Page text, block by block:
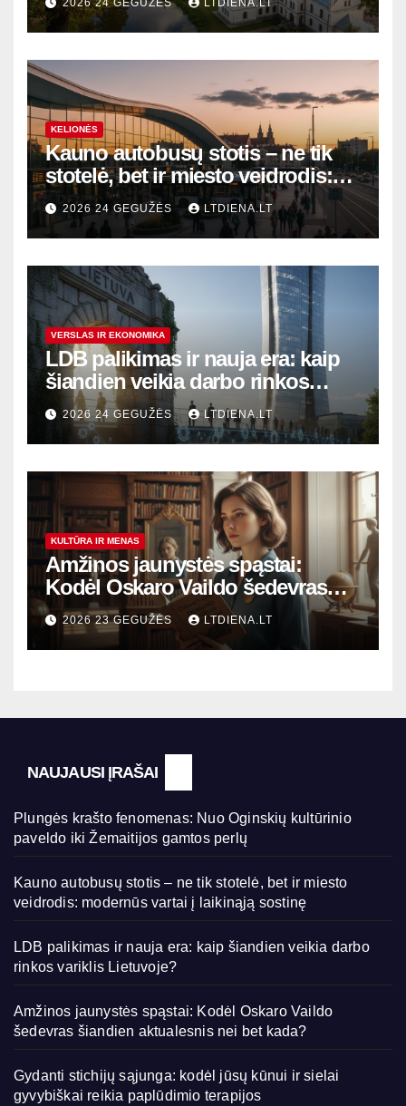
2026 24 GEGUŽĖS LTDIENA.LT
KELIONĖS
Kauno autobusų stotis – ne tik
stotelė, bet ir miesto veidrodis:
modernūs vartai į laikinąją
sostinę
2026 24 GEGUŽĖS LTDIENA.LT
VERSLAS IR EKONOMIKA
LDB palikimas ir nauja era: kaip
šiandien veikia darbo rinkos
variklis Lietuvoje?
2026 24 GEGUŽĖS LTDIENA.LT
KULTŪRA IR MENAS
Amžinos jaunystės spąstai:
Kodėl Oskaro Vaildo šedevras
šiandien aktualesnis nei bet
kada?
2026 23 GEGUŽĖS LTDIENA.LT
NAUJAUSI ĮRAŠAI
Plungės krašto fenomenas: Nuo Oginskių kultūrinio
paveldo iki Žemaitijos gamtos perlų
Kauno autobusų stotis – ne tik stotelė, bet ir miesto
veidrodis: modernūs vartai į laikinąją sostinę
LDB palikimas ir nauja era: kaip šiandien veikia darbo
rinkos variklis Lietuvoje?
Amžinos jaunystės spąstai: Kodėl Oskaro Vaildo
šedevras šiandien aktualesnis nei bet kada?
Gydanti stichijų sąjunga: kodėl jūsų kūnui ir sielai
gyvybiškai reikia paplūdimio terapijos